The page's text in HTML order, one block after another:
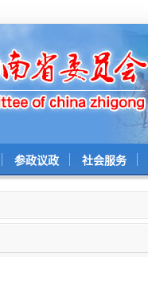
参政议政 社会服务